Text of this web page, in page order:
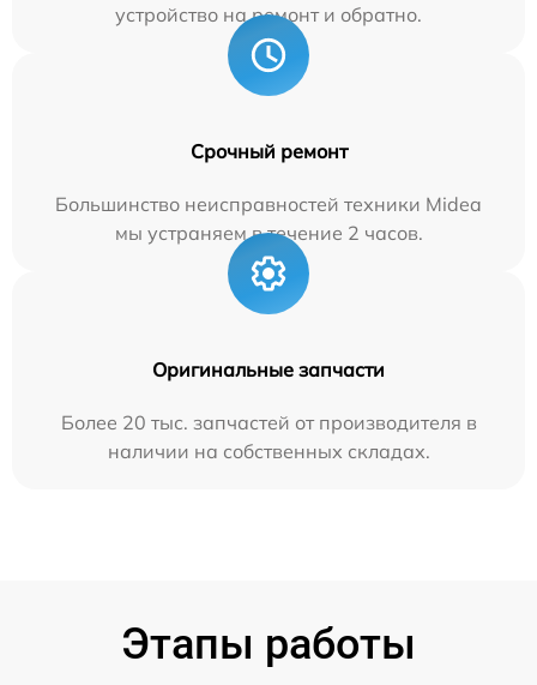
устройство на ремонт и обратно.
Срочный ремонт
Большинство неисправностей техники Midea
мы устраняем в течение 2 часов.
Оригинальные запчасти
Более 20 тыс. запчастей от производителя в
наличии на собственных складах.
Этапы работы